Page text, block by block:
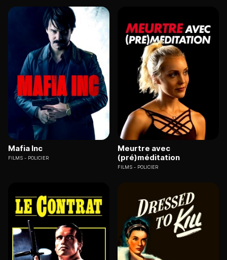
Mafia Inc
FILMS POLICIER
Meurtre avec
(pré)méditation
FILMS POLICIER